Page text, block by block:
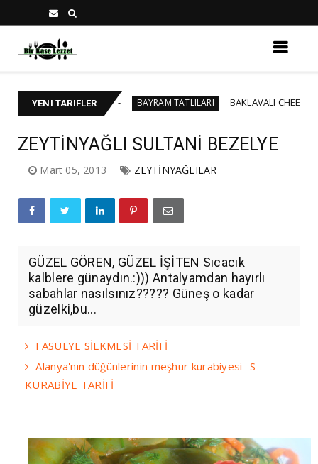
YENI TARIFLER
TARİFİ BAYRAM TATLILARI BAKLAVALI CHEESECAKE
ZEYTİNYAĞLI SULTANİ BEZELYE
Mart 05, 2013 ZEYTİNYAĞLILAR
GÜZEL GÖREN, GÜZEL İŞİTEN Sıcacık
kalblere günaydın.:))) Antalyamdan hayırlı
sabahlar nasılsınız????? Güneş o kadar
güzelki,bu...
FASULYE SİLKMESİ TARİFİ
Alanya'nın düğünlerinin meşhur kurabiyesi- S
KURABİYE TARİFİ